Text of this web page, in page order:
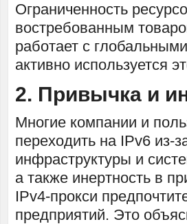
Ограниченность
востребованным
работает с
активно используется
2. Привычка и
Многие компании и
переходить на IPv6 из-
инфраструктуры и
а также инертность в
IPv4-прокси
предприятий. Это